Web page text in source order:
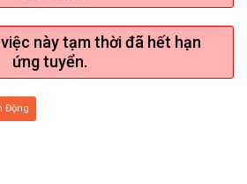
này tạm thời đã hết hạn
ứng tuyển.
Động